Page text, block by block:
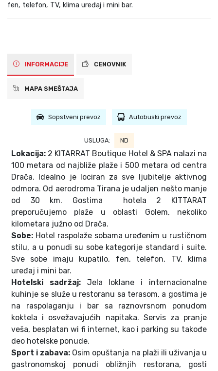
fen, telefon, TV, klima uređaj i mini bar.
INFORMACIJE CENOVNIK
MAPA SMEŠTAJA
Sopstveni prevoz Autobuski prevoz
USLUGA: ND
Lokacija: 2 KITARRAT Boutique Hotel & SPA nalazi na
100 metara od najbliže plaže i 500 metara od centra
Drača. Idealno je lociran za sve ljubitelje aktivnog
odmora. Od aerodroma Tirana je udaljen nešto manje
od 30 km. Gostima hotela 2 KITTARAT
preporučujemo plaže u oblasti Golem, nekoliko
kilometara južno od Drača.
Sobe: Hotel raspolaže sobama uređenim u rustičnom
stilu, a u ponudi su sobe kategorije standard i suite.
Sve sobe imaju kupatilo, fen, telefon, TV, klima
uređaj i mini bar.
Hotelski sadržaj:Jela loklane i internacionalne
kuhinje se služe u restoranu sa terasom, a gostima je
na raspolaganju i bar sa raznovrsnom ponudom
koktela i osvežavajućih napitaka. Servis za pranje
veša, besplatan wi fi internet, kao i parking su takođe
deo hotelske ponude.
Sport i zabava: Osim opuštanja na plaži ili uživanja u
gastronomskoj ponudi obližnjih restorana, gosti